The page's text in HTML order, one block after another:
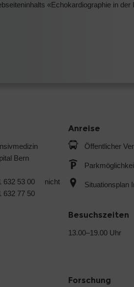
«Echokardiographie in
Bern
632 53 00 nicht
632 77 50
Anreise
Öffentlicher
Situationsplan
Besuchszeiten
13.00–19.00 Uhr
Forschung